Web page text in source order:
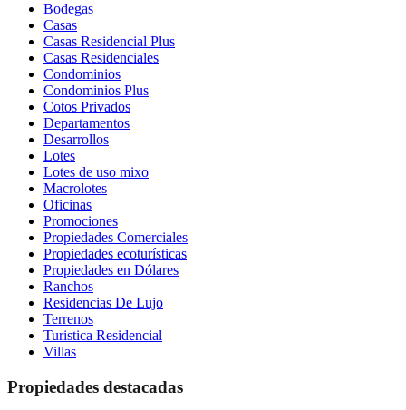
Bodegas
Casas
Casas Residencial Plus
Casas Residenciales
Condominios
Condominios Plus
Cotos Privados
Departamentos
Desarrollos
Lotes
Lotes de uso mixo
Macrolotes
Oficinas
Promociones
Propiedades Comerciales
Propiedades ecoturísticas
Propiedades en Dólares
Ranchos
Residencias De Lujo
Terrenos
Turistica Residencial
Villas
Propiedades destacadas